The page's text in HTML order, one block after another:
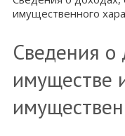
имущественного
Сведения о
имуществе